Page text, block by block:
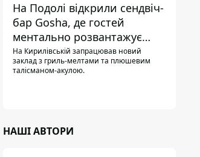
На Подолі відкрили сендвіч-
бар Gosha, де гостей
ментально розвантажує
акула
На Кирилівській запрацював новий
заклад з гриль-мелтами та плюшевим
талісманом-акулою.
НАШІ АВТОРИ